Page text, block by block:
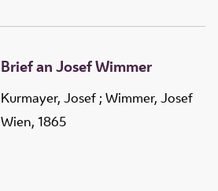
Brief an Josef Wimmer
Kurmayer, Josef ; Wimmer, Josef
Wien, 1865